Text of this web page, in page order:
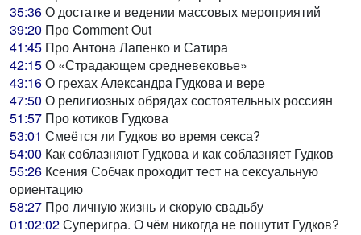
35:36О достатке и ведении массовых мероприятий
39:20 Про Comment Out
41:45 Про Антона Лапенко и Сатира
42:15О «Страдающем средневековье»
43:16О грехах Александра Гудкова и вере
47:50 О религиозных обрядах состоятельных россиян
51:57 Про котиков Гудкова
53:01 Смеётся ли Гудков во время секса?
54:00 Как соблазняют Гудкова и как соблазняет Гудков
55:26 Ксения Собчак проходит тест на сексуальную
ориентацию
58:27 Про личную жизнь и скорую свадьбу
01:02:02Суперигра. О чём никогда не пошутит Гудков?